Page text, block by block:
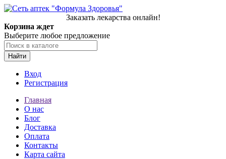
Заказать лекарства онлайн!
Корзина ждет
Выберите любое предложение
Найти
Вход
Регистрация
Главная
О нас
Блог
Доставка
Оплата
Контакты
Карта сайта